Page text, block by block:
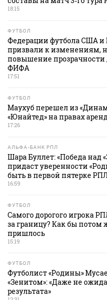
18:15
ФУТБОЛ
Федерации футбола США
призвали к изменениям,
повышение прозрачности
ФИФА
17:51
ФУТБОЛ
Маухуб перешел из
«Юнайтед» на правах
17:26
АЛЬФА-БАНК РПЛ
Шара Буллет: «Победа над
придаст уверенности
быть в первой пятерке
16:59
ФУТБОЛ
Самого дорогого игрока
за границу? Как бы потом
пришлось
15:19
ФУТБОЛ
Футболист «Родины»
«Зенитом»: «Даже не
результата»